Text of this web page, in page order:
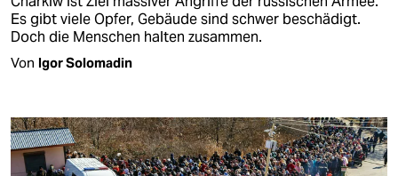
Es gibt viele Opfer, Gebäude sind schwer beschädigt.
Doch die Menschen halten zusammen.
Von Igor Solomadin